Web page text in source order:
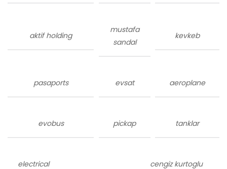
aktif holding
mustafa
sandal
kevkeb
pasaports evsat aeroplane
evobus pickap tanklar
electrical cengiz kurtoglu